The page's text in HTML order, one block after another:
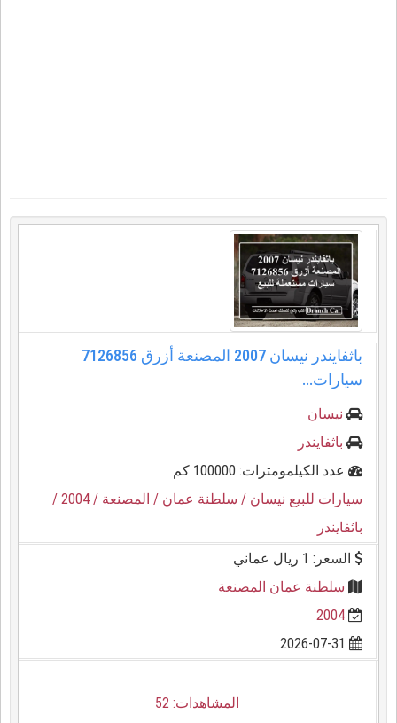
باثفايندر نيسان 2007 المصنعة أزرق 7126856
سيارات...
نيسان
باثفايندر
عدد الكيلمومترات: 100000 كم
سيارات للبيع نيسان / سلطنة عمان / المصنعة / 2004
/
باثفايندر
السعر: 1 ريال عماني
سلطنة عمان المصنعة
2004
المشاهدات: 52